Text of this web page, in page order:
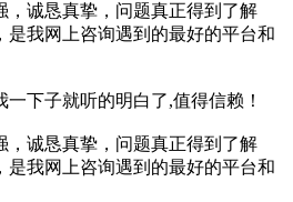
，诚恳真挚，问题真正得到了解
是我网上咨询遇到的最好的平台和
下子就听的明白了,值得信赖！
，诚恳真挚，问题真正得到了解
是我网上咨询遇到的最好的平台和